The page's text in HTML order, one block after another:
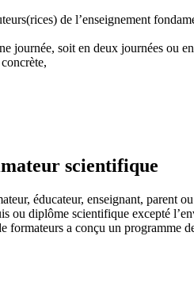
de l’enseignement
journée, soit en deux journées ou
scientifique
éducateur, enseignant, parent
ou diplôme scientifique excepté
formateurs a conçu un programme